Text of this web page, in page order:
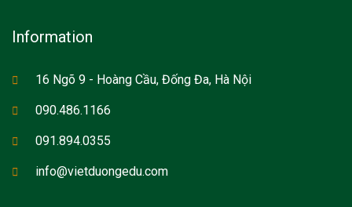
Information
16 Ngõ 9 - Hoàng Cầu, Đống Đa, Hà Nội
090.486.1166
091.894.0355
info@vietduongedu.com